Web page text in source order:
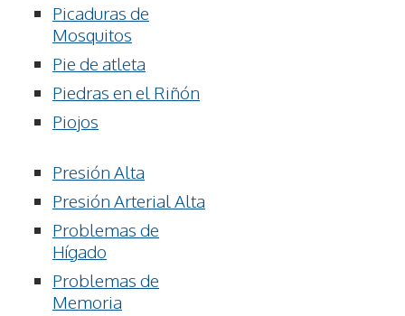
Picaduras de
Mosquitos
Pie de atleta
Piedras en el Riñón
Piojos
Presión Alta
Presión Arterial Alta
Problemas de
Hígado
Problemas de
Memoria